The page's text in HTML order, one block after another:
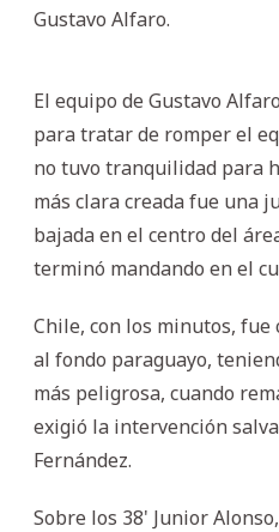
Gustavo Alfaro.
El equipo de Gustavo
para tratar de romper el
no tuvo tranquilidad para
más clara creada fue una
bajada en el centro del
terminó mandando en el
Chile, con los minutos, fue
al fondo paraguayo,
más peligrosa, cuando
exigió la intervención
Fernández.
Sobre los 38' Junior